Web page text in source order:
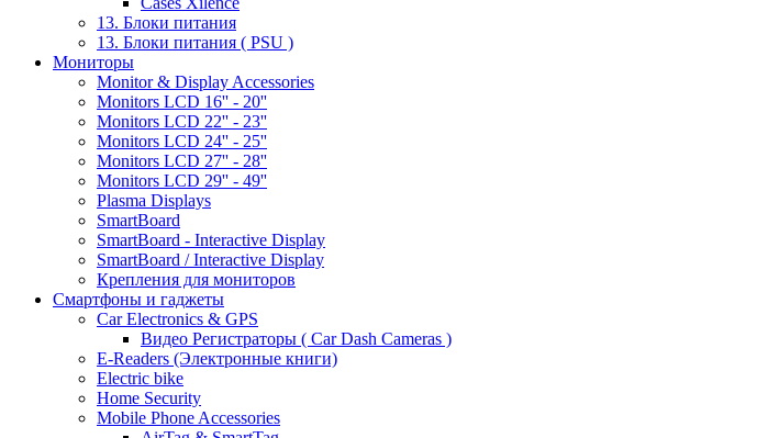
13. Блоки питания
13. Блоки питания ( PSU )
Мониторы
Monitor & Display Accessories
Monitors LCD 16'' - 20''
Monitors LCD 22'' - 23''
Monitors LCD 24'' - 25''
Monitors LCD 27'' - 28''
Monitors LCD 29'' - 49''
Plasma Displays
SmartBoard
SmartBoard - Interactive Display
SmartBoard / Interactive Display
Крепления для мониторов
Смартфоны и гаджеты
Car Electronics & GPS
Видео Регистраторы ( Car Dash Cameras )
E-Readers (Электронные книги)
Electric bike
Home Security
Mobile Phone Accessories